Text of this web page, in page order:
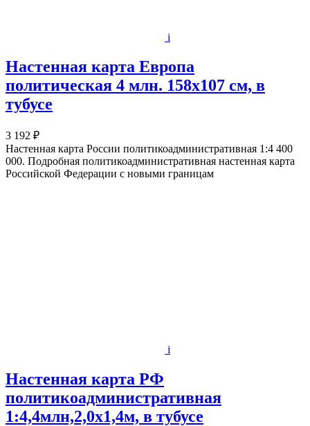
i
Настенная карта Европа
политическая 4 млн. 158х107 см, в
тубусе
3 192 ₽
Настенная карта России политикоадминистративная 1:4 400
000. Подробная политикоадминистративная настенная карта
Российской Федерации с новыми границам
i
Настенная карта РФ
политикоадминистративная
1:4,4млн,2,0x1,4м, в тубусе